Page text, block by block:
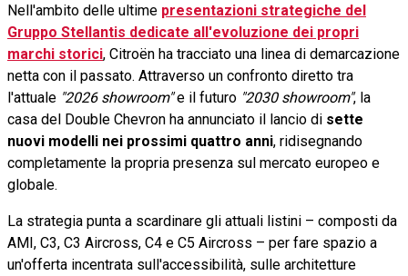
Nell'ambito delle ultime presentazioni strategiche del
Gruppo Stellantis dedicate all'evoluzione dei propri
marchi storici, Citroën ha tracciato una linea di demarcazione
netta con il passato. Attraverso un confronto diretto tra
l'attuale "2026 showroom"e il futuro "2030 showroom", la
casa del Double Chevron ha annunciato il lancio di sette
nuovi modelli nei prossimi quattro anni, ridisegnando
completamente la propria presenza sul mercato europeo e
globale.
La strategia punta a scardinare gli attuali listini – composti da
AMI, C3, C3 Aircross, C4 e C5 Aircross – per fare spazio a
un'offerta incentrata sull'accessibilità, sulle architetture